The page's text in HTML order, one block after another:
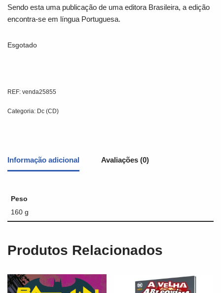
Sendo esta uma publicação de uma editora Brasileira, a edição
encontra-se em língua Portuguesa.
Esgotado
REF: venda25855
Categoria: Dc (CD)
Informação adicional Avaliações (0)
Peso
160 g
Produtos Relacionados